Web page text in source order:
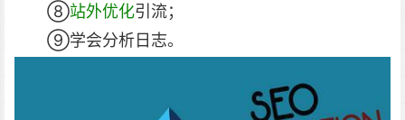
⑧站外优化引流；
⑨学会分析日志。